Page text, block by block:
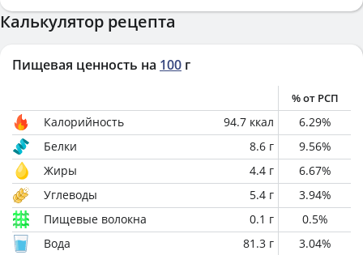
Калькулятор рецепта
Пищевая ценность на 100 г
% от РСП
Калорийность 94.7 ккал 6.29%
Белки
8.6 г 9.56%
Жиры
4.4 г 6.67%
Углеводы
5.4 г 3.94%
Пищевые волокна
0.1 г 0.5%
Вода
81.3 г 3.04%